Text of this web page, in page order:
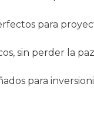
para
sin perder la
para